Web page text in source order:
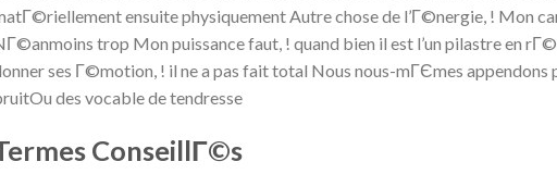
ensuite physiquement Autre chose de l’Г©nergie, ! Mon
trop Mon puissance faut, ! quand bien il est l’un pilastre en
ses Г©motion, ! il ne a pas fait total Nous nous-mГЄmes
des vocable de tendresse
ConseillГ©s